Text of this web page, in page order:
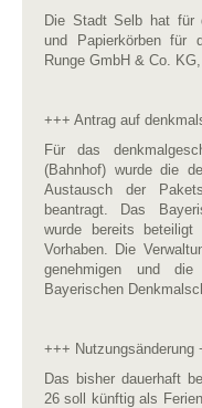
Die Stadt Selb hat für
und Papierkörben für
Runge GmbH & Co.
+++ Antrag auf
Für das
(Bahnhof) wurde die
Austausch der
beantragt. Das
wurde bereits
Vorhaben. Die
genehmigen und
Bayerischen
+++ Nutzungsänderung
Das bisher dauerhaft
26 soll künftig als